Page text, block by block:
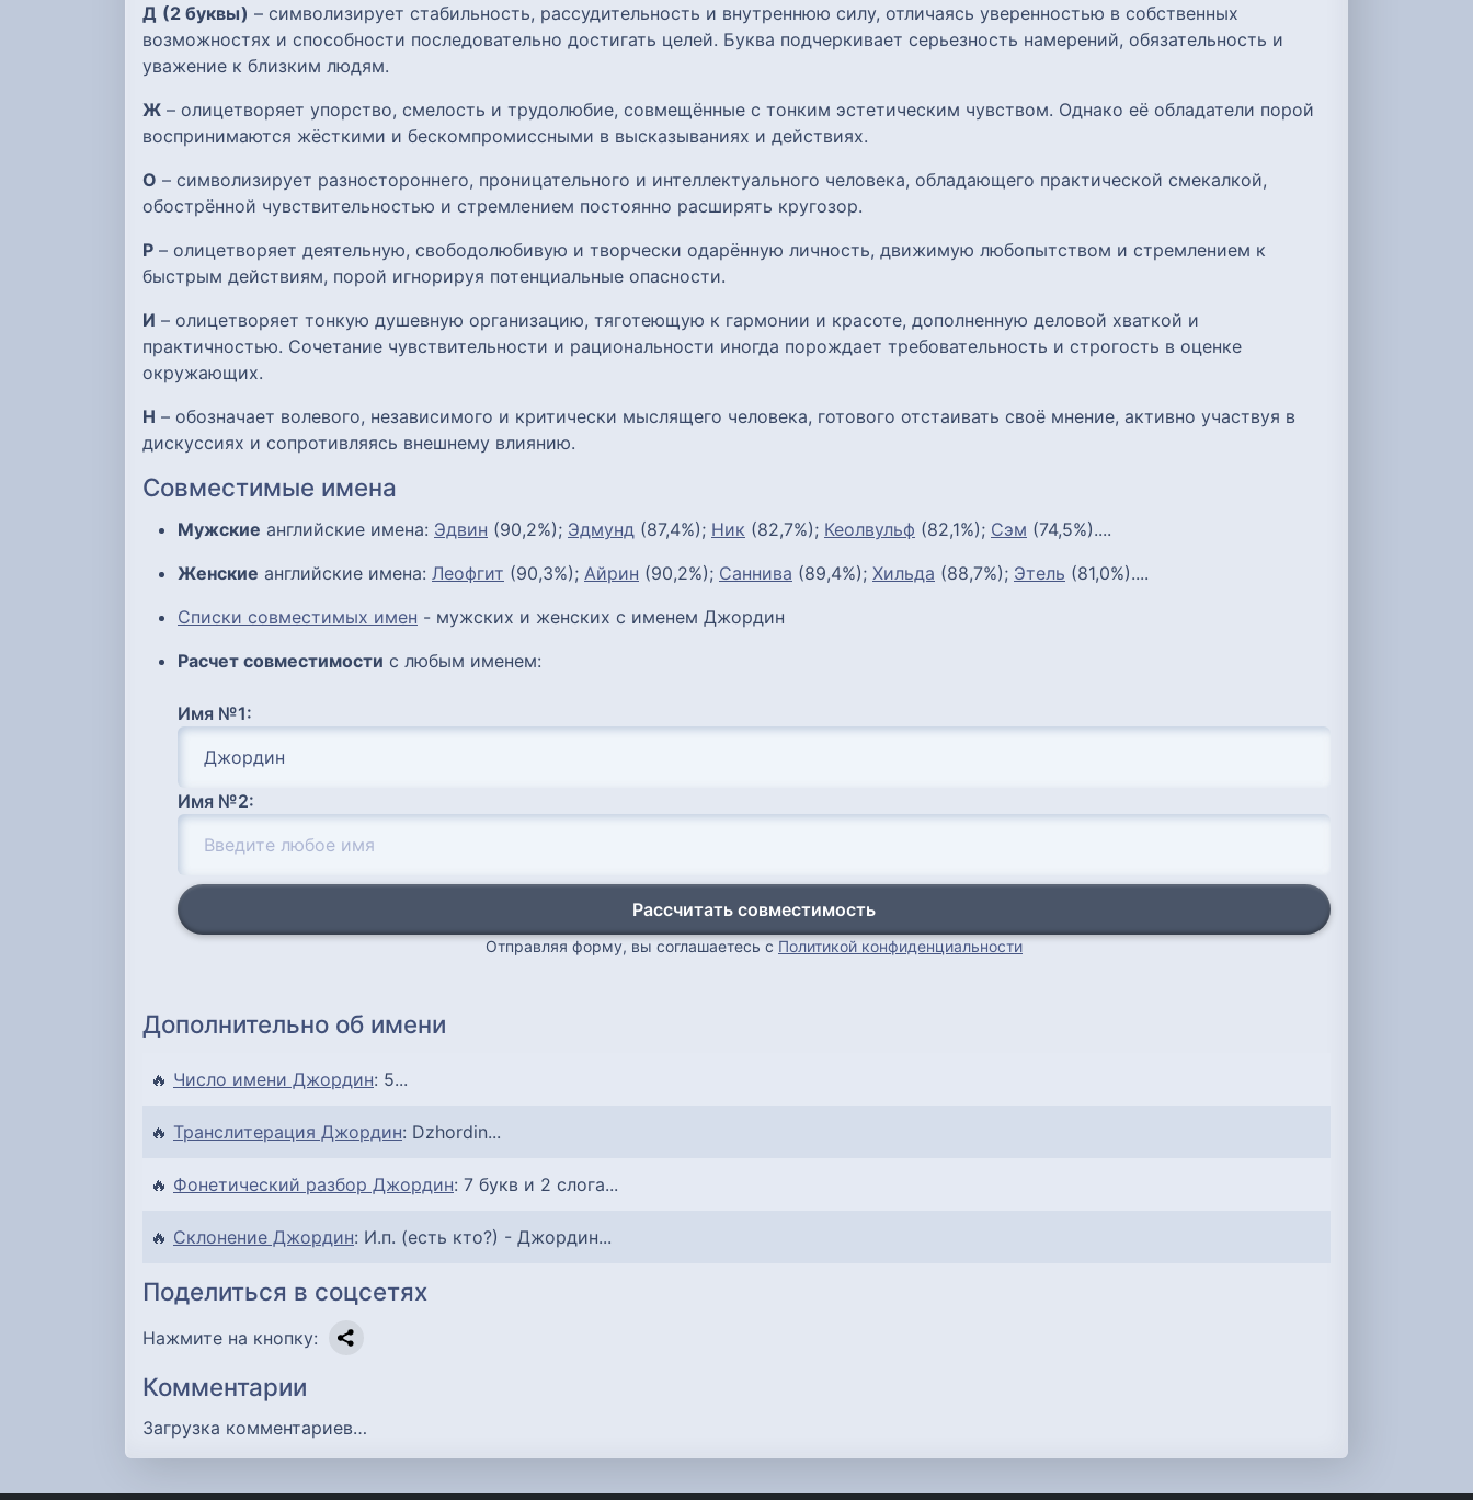
Д (2 буквы) – символизирует стабильность, рассудительность и внутреннюю силу, отличаясь уверенностью в собственных
возможностях и способности последовательно достигать целей. Буква подчеркивает серьезность намерений, обязательность и
уважение к близким людям.
Ж – олицетворяет упорство, смелость и трудолюбие, совмещённые с тонким эстетическим чувством. Однако её обладатели порой
воспринимаются жёсткими и бескомпромиссными в высказываниях и действиях.
О – символизирует разностороннего, проницательного и интеллектуального человека, обладающего практической смекалкой,
обострённой чувствительностью и стремлением постоянно расширять кругозор.
Р – олицетворяет деятельную, свободолюбивую и творчески одарённую личность, движимую любопытством и стремлением к
быстрым действиям, порой игнорируя потенциальные опасности.
И – олицетворяет тонкую душевную организацию, тяготеющую к гармонии и красоте, дополненную деловой хваткой и
практичностью. Сочетание чувствительности и рациональности иногда порождает требовательность и строгость в оценке
окружающих.
Н – обозначает волевого, независимого и критически мыслящего человека, готового отстаивать своё мнение, активно участвуя в
дискуссиях и сопротивляясь внешнему влиянию.
Совместимые имена
Мужские английские имена: Эдвин (90,2%); Эдмунд (87,4%); Ник (82,7%); Кеолвульф (82,1%); Сэм (74,5%)....
Женские английские имена: Леофгит (90,3%); Айрин (90,2%); Саннива (89,4%); Хильда (88,7%); Этель (81,0%)....
Списки совместимых имен - мужских и женских с именем Джордин
Расчет совместимости с любым именем:
Имя №1:
Имя №2:
Рассчитать совместимость
Отправляя форму, вы соглашаетесь с Политикой конфиденциальности
Дополнительно об имени
🔥 Число имени Джордин: 5...
🔥 Транслитерация Джордин: Dzhordin...
🔥 Фонетический разбор Джордин: 7 букв и 2 слога...
🔥 Склонение Джордин: И.п. (есть кто?) - Джордин...
Поделиться в соцсетях
Нажмите на кнопку:
Комментарии
Загрузка комментариев…